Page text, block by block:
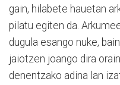
gain, hilabete hauetan
pilatu egiten da.
dugula esango nuke,
jaiotzen joango dira
denentzako adina lan